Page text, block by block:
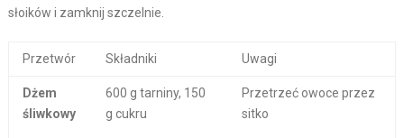
słoików i zamknij szczelnie.
Przetwór Składniki Uwagi
Dżem
śliwkowy
600 g tarniny, 150
g cukru
Przetrzeć owoce przez
sitko